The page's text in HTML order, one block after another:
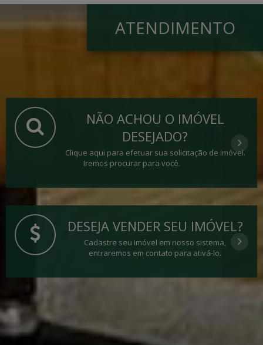
ATENDIMENTO
NÃO ACHOU O IMÓVEL
DESEJADO?
Clique aqui para efetuar sua solicitação de imóvel.
Iremos procurar para você.
DESEJA VENDER SEU IMÓVEL?
Cadastre seu imóvel em nosso sistema,
entraremos em contato para ativá-lo.